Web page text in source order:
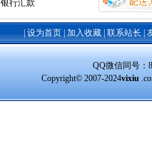
银行汇款
设为首页| 加入收藏| 联系站长
QQ微信同号：
Copyright© 2007-2024vixiu